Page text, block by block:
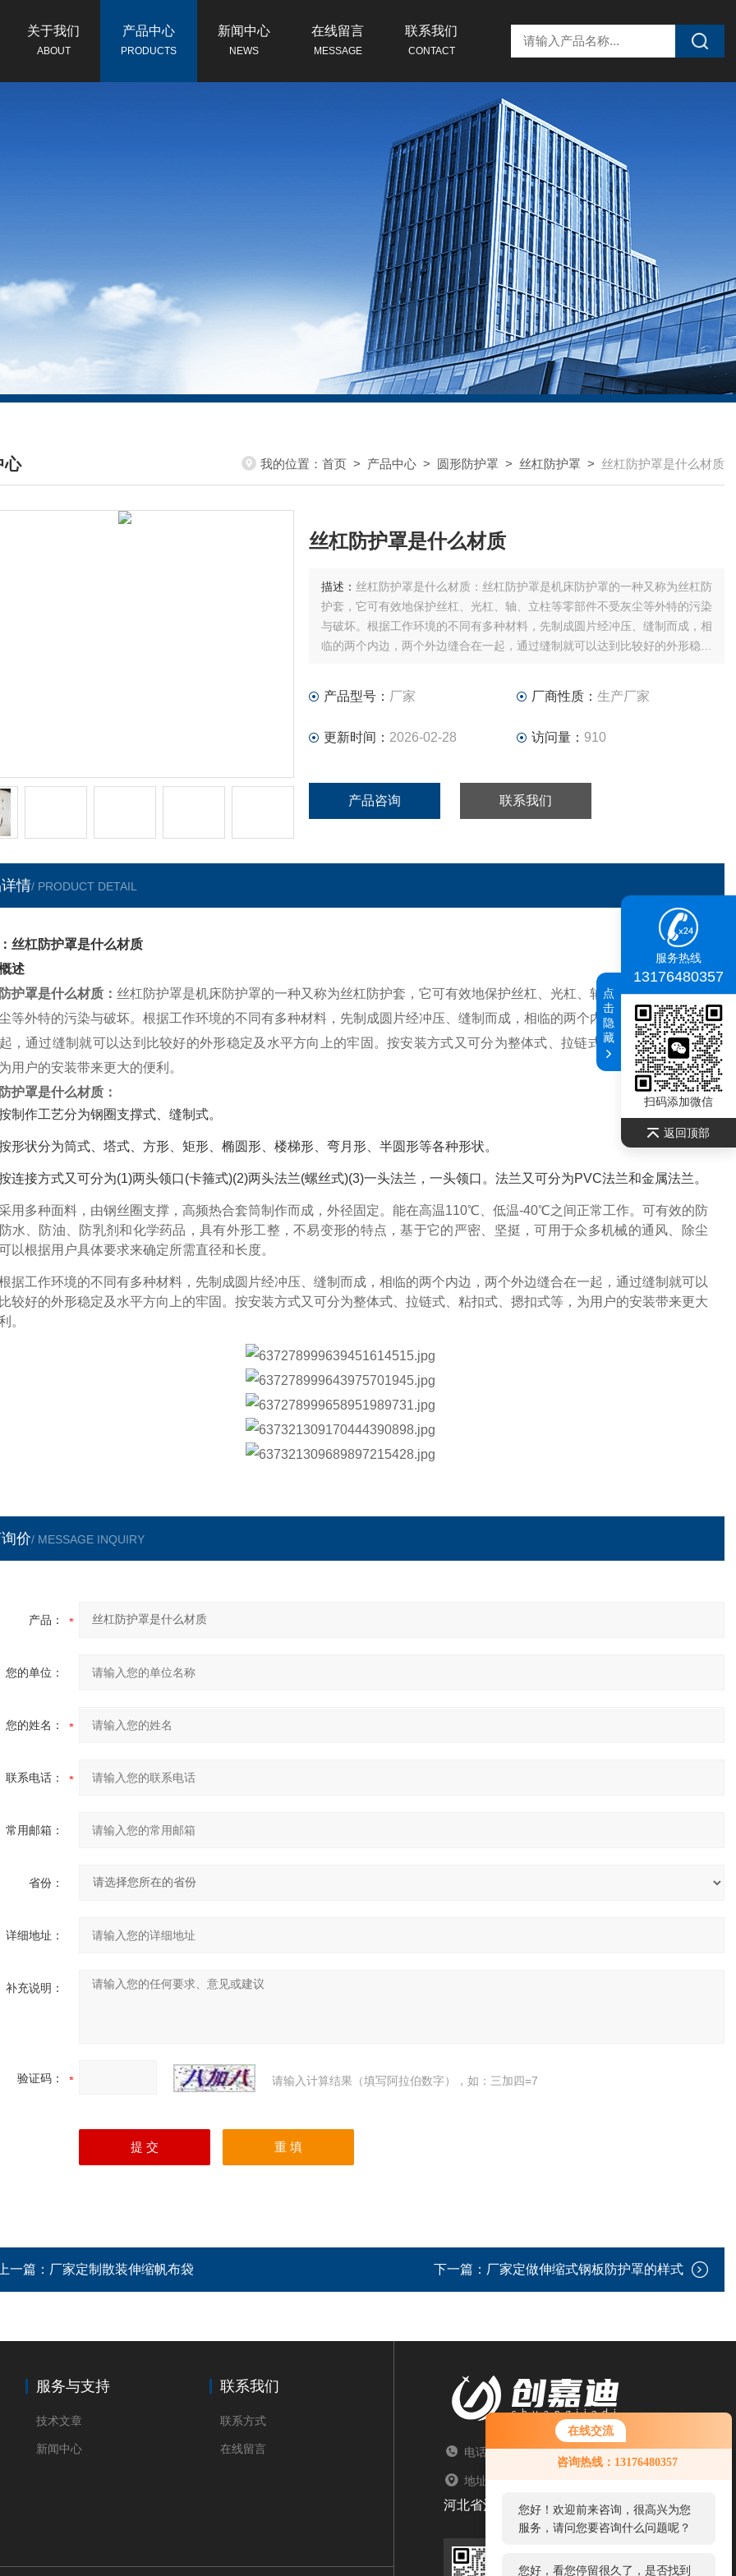
在线交流
咨询热线：13176480357
您好！欢迎前来咨询，很高兴为您
服务，请问您要咨询什么问题呢？
您好，看您停留很久了，是否找到
了需求产品，您可以直接在线与我
关于我们
ABOUT
产品中心
PRODUCTS
新闻中心
NEWS
在线留言
MESSAGE
联系我们
CONTACT
心
CENTER
我的位置： 首页 > 产品中心 > 圆形防护罩 > 丝杠防护罩 > 丝杠防护罩是什么材质
丝杠防护罩是什么材质
描述： 丝杠防护罩是什么材质：丝杠防护罩是机床防护罩的一种又称为丝杠防
护套，它可有效地保护丝杠、光杠、轴、立柱等零部件不受灰尘等外特的污染
与破坏。根据工作环境的不同有多种材料，先制成圆片经冲压、缝制而成，相
临的两个内边，两个外边缝合在一起，通过缝制就可以达到比较好的外形稳定
产品型号： 厂家 厂商性质： 生产厂家
更新时间： 2026-02-28 访问量： 910
产品咨询 联系我们
情/ PRODUCT DETAIL
丝杠防护罩是什么材质
述
护罩是什么材质 ： 丝杠防护罩是机床防护罩的一种又称为丝杠防护套，它可有效地保护丝杠、光杠、轴、立柱等零部件不
等外特的污染与破坏。根据工作环境的不同有多种材料，先制成圆片经冲压、缝制而成，相临的两个内边，两个外边缝合
，通过缝制就可以达到比较好的外形稳定及水平方向上的牢固。按安装方式又可分为整体式、拉链式、粘扣式、摁扣式
用户的安装带来更大的便利。
护罩是什么材质 ：
制作工艺分为钢圈支撑式、缝制式。
形状分为筒式、塔式、方形、矩形、椭圆形、楼梯形、弯月形、半圆形等各种形状。
连接方式又可分为(1)两头领口(卡箍式)(2)两头法兰(螺丝式)(3)一头法兰，一头领口。法兰又可分为PVC法兰和金属法兰。
用多种面料，由钢丝圈支撑，高频热合套筒制作而成，外径固定。能在高温110℃、低温-40℃之间正常工作。可有效的防
水、防油、防乳剂和化学药品，具有外形工整，不易变形的特点，基于它的严密、坚挺，可用于众多机械的通风、除尘
以根据用户具体要求来确定所需直径和长度。
据工作环境的不同有多种材料，先制成圆片经冲压、缝制而成，相临的两个内边，两个外边缝合在一起，通过缝制就可以
较好的外形稳定及水平方向上的牢固。按安装方式又可分为整体式、拉链式、粘扣式、摁扣式等，为用户的安装带来更大
。
价/ MESSAGE INQUIRY
产品：
您的单位：
您的姓名：
联系电话：
常用邮箱：
省份：
详细地址：
补充说明：
验证码： 请输入计算结果（填写阿拉伯数字），如：三加四=7
一篇： 厂家定制散装伸缩帆布袋 下一篇： 厂家定做伸缩式钢板防护罩的样式
服务与支持
技术文章
新闻中心
联系我们
联系方式
在线留言 电话：TEL
地址：ADDRESS
河北省沧州市盐山县常庄乡大卢村文明路北21号
服务热线
13176480357
扫码添加微信
返回顶部
点
击
隐
藏